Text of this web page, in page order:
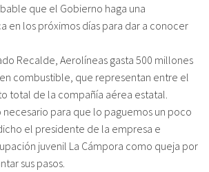
que el Gobierno haga una
en los próximos días para dar a conocer
Recalde, Aerolíneas gasta 500 millones
combustible, que representan entre el
total de la compañía aérea estatal.
necesario para que lo paguemos un poco
el presidente de la empresa e
juvenil La Cámpora como queja por
sus pasos.